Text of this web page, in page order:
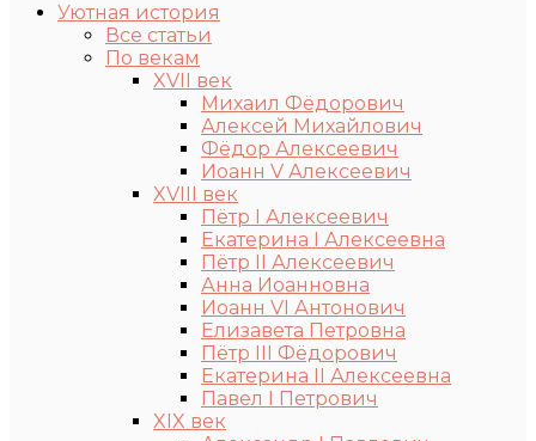
Уютная история
Все статьи
По векам
XVII век
Михаил Фёдорович
Алексей Михайлович
Фёдор Алексеевич
Иоанн V Алексеевич
XVIII век
Пётр I Алексеевич
Екатерина I Алексеевна
Пётр II Алексеевич
Анна Иоанновна
Иоанн VI Антонович
Елизавета Петровна
Пётр III Фёдорович
Екатерина II Алексеевна
Павел I Петрович
XIX век